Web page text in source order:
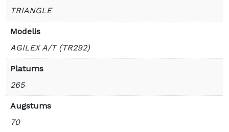
TRIANGLE
Modelis
AGILEX A/T (TR292)
Platums
265
Augstums
70